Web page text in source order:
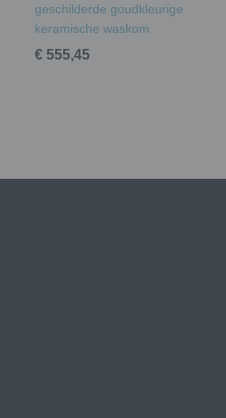
geschilderde goudkleurige
keramische waskom
€ 555,45